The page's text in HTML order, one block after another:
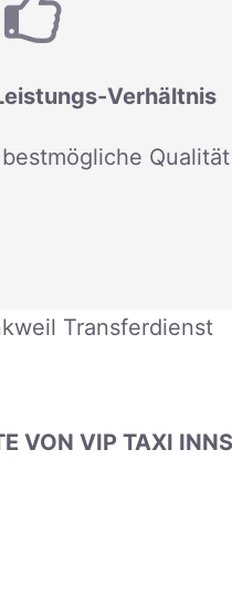
Verhältnis
Qualität
Transferdienst
VON VIP TAXI